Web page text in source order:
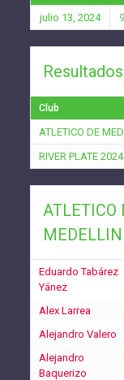
julio 13, 2024
Resultados
Club
ATLETICO DE
RIVER PLATE 2024
ATLETICO
MEDELLIN
Eduardo Tabárez
Yánez
Alex Larrea
Alejandro Valero
Alejandro
Baquerizo